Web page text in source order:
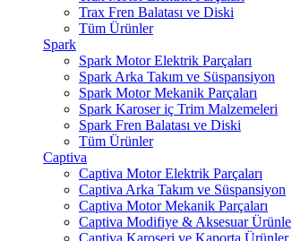
Trax Fren Balatası ve Diski
Tüm Ürünler
Spark
Spark Motor Elektrik Parçaları
Spark Arka Takım ve Süspansiyon
Spark Motor Mekanik Parçaları
Spark Karoser iç Trim Malzemeleri
Spark Fren Balatası ve Diski
Tüm Ürünler
Captiva
Captiva Motor Elektrik Parçaları
Captiva Arka Takım ve Süspansiyon
Captiva Motor Mekanik Parçaları
Captiva Modifiye & Aksesuar Ürünle
Captiva Karoseri ve Kaporta Ürünler